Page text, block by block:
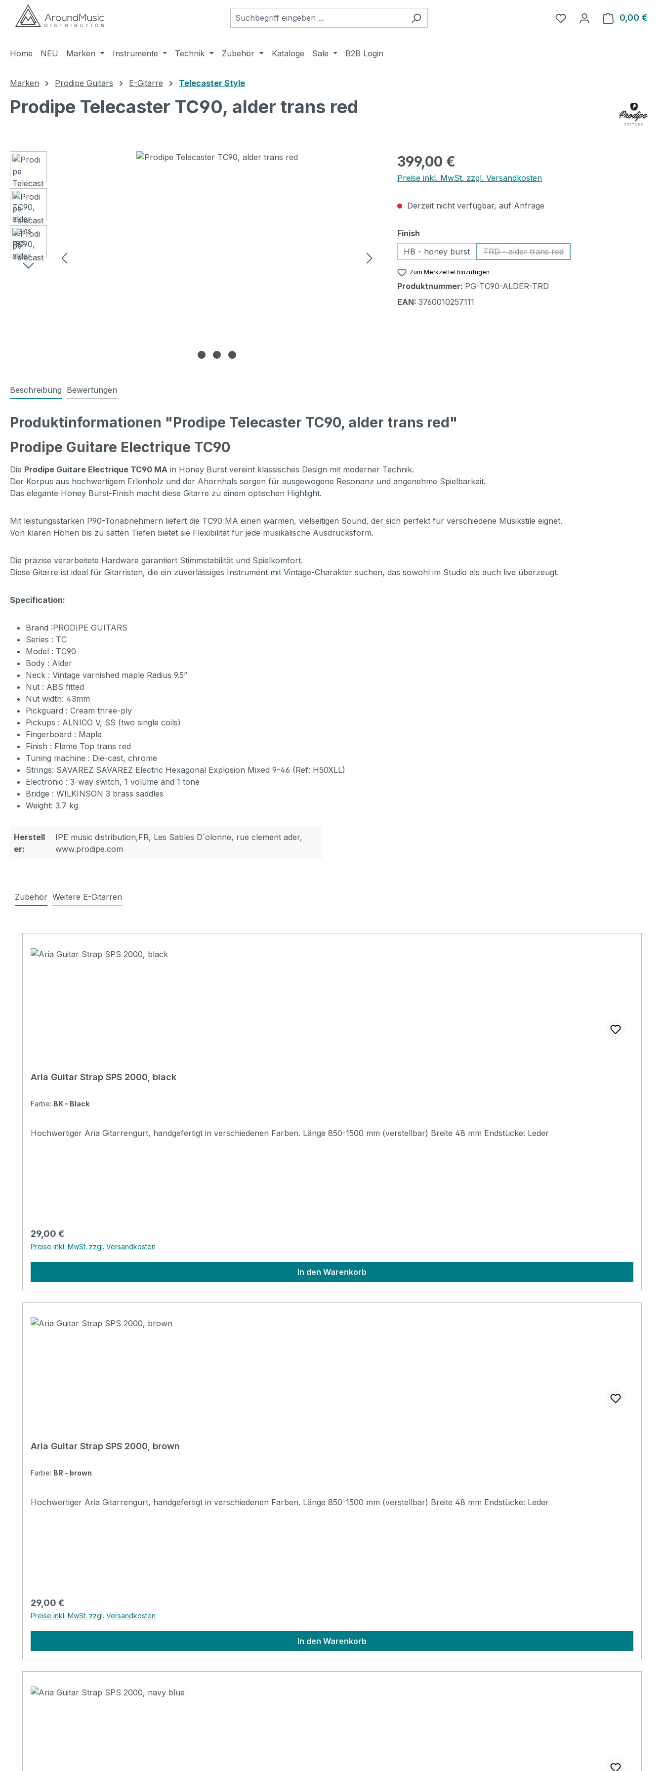
Hauptinhalt springen
Zur Suche springen
Zur Hauptnavigation springen
0,00 €
Home NEU Marken Instrumente Technik Zubehör Kataloge Sale B2B Login
Marken Prodipe Guitars E-Gitarre Telecaster Style
Prodipe Telecaster TC90, alder trans red
Bildergalerie überspringen Regulärer Preis:
399,00 €
Preise inkl. MwSt. zzgl. Versandkosten
Derzeit nicht verfügbar, auf Anfrage
Finish
HB - honey burst
TRD - alder trans red
(Diese Option ist zurzeit nicht verfügbar.)
Zum Merkzettel hinzufügen
Produktnummer: PG-TC90-ALDER-TRD
EAN: 3760010257111
Beschreibung Bewertungen
Produktinformationen "Prodipe Telecaster TC90, alder trans red"
Prodipe Guitare Electrique TC90
Die Prodipe Guitare Electrique TC90 MA in Honey Burst vereint klassisches Design mit moderner Technik.
Der Korpus aus hochwertigem Erlenholz und der Ahornhals sorgen für ausgewogene Resonanz und angenehme Spielbarkeit.
Das elegante Honey Burst-Finish macht diese Gitarre zu einem optischen Highlight.
Mit leistungsstarken P90-Tonabnehmern liefert die TC90 MA einen warmen, vielseitigen Sound, der sich perfekt für verschiedene Musikstile eignet.
Von klaren Höhen bis zu satten Tiefen bietet sie Flexibilität für jede musikalische Ausdrucksform.
Die präzise verarbeitete Hardware garantiert Stimmstabilität und Spielkomfort.
Diese Gitarre ist ideal für Gitarristen, die ein zuverlässiges Instrument mit Vintage-Charakter suchen, das sowohl im Studio als auch live überzeugt.
Specification:
Brand :PRODIPE GUITARS
Series : TC
Model : TC90
Body : Alder
Neck : Vintage varnished maple Radius 9.5”
Nut : ABS fitted
Nut width: 43mm
Pickguard : Cream three-ply
Pickups : ALNICO V, SS (two single coils)
Fingerboard : Maple
Finish : Flame Top trans red
Tuning machine : Die-cast, chrome
Strings: SAVAREZ SAVAREZ Electric Hexagonal Explosion Mixed 9-46 (Ref: H50XLL)
Electronic : 3-way switch, 1 volume and 1 tone
Bridge : WILKINSON 3 brass saddles
Weight: 3.7 kg
Herstell
er:
IPE music distribution,FR, Les Sables D´olonne, rue clement ader,
www.prodipe.com
Zubehör Weitere E-Gitarren
Aria Guitar Strap SPS 2000, black
Farbe: BK - Black
Hochwertiger Aria Gitarrengurt, handgefertigt in verschiedenen Farben. Länge 850-1500 mm (verstellbar) Breite 48 mm Endstücke: Leder
Regulärer Preis:
29,00 €
Preise inkl. MwSt. zzgl. Versandkosten
In den Warenkorb
Aria Guitar Strap SPS 2000, brown
Farbe: BR - brown
Hochwertiger Aria Gitarrengurt, handgefertigt in verschiedenen Farben. Länge 850-1500 mm (verstellbar) Breite 48 mm Endstücke: Leder
Regulärer Preis:
29,00 €
Preise inkl. MwSt. zzgl. Versandkosten
In den Warenkorb